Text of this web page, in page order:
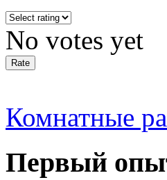
No votes yet
Комнатные
Первый